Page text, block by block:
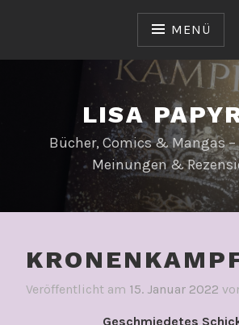
MENÜ
LISA
Bücher, Comics & Mangas –
Meinungen &
Veröffentlicht am 15. Januar 2022
Geschmiedetes